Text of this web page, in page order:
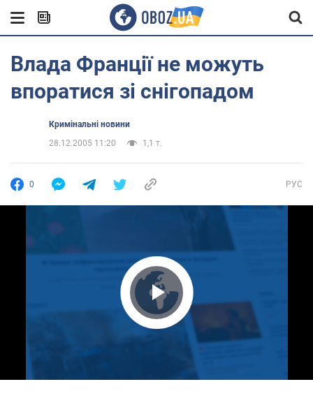
Влада Франції не можуть
впоратися зі снігопадом
Кримінальні новини
28.12.2005 11:20
1,1 т.
0 РУС
Play Video